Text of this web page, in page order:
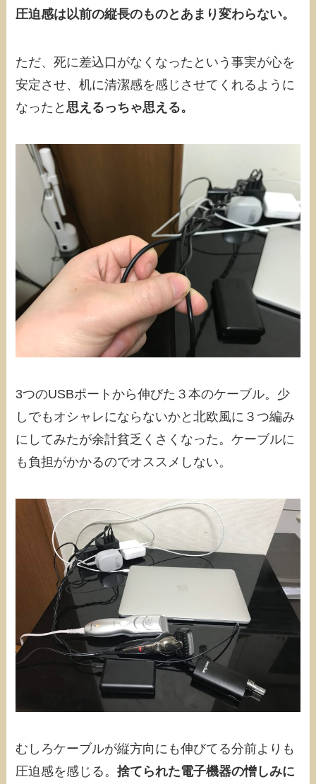
圧迫感は以前の縦長のものとあまり変わらない。
ただ、死に差込口がなくなったという事実が心を
安定させ、机に清潔感を感じさせてくれるように
なったと思えるっちゃ思える。
3つのUSBポートから伸びた３本のケーブル。少
しでもオシャレにならないかと北欧風に３つ編み
にしてみたが余計貧乏くさくなった。ケーブルに
も負担がかかるのでオススメしない。
むしろケーブルが縦方向にも伸びてる分前よりも
圧迫感を感じる。捨てられた電子機器の憎しみに